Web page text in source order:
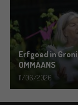
Erfgoed in
OMMAANS
11/06/2026